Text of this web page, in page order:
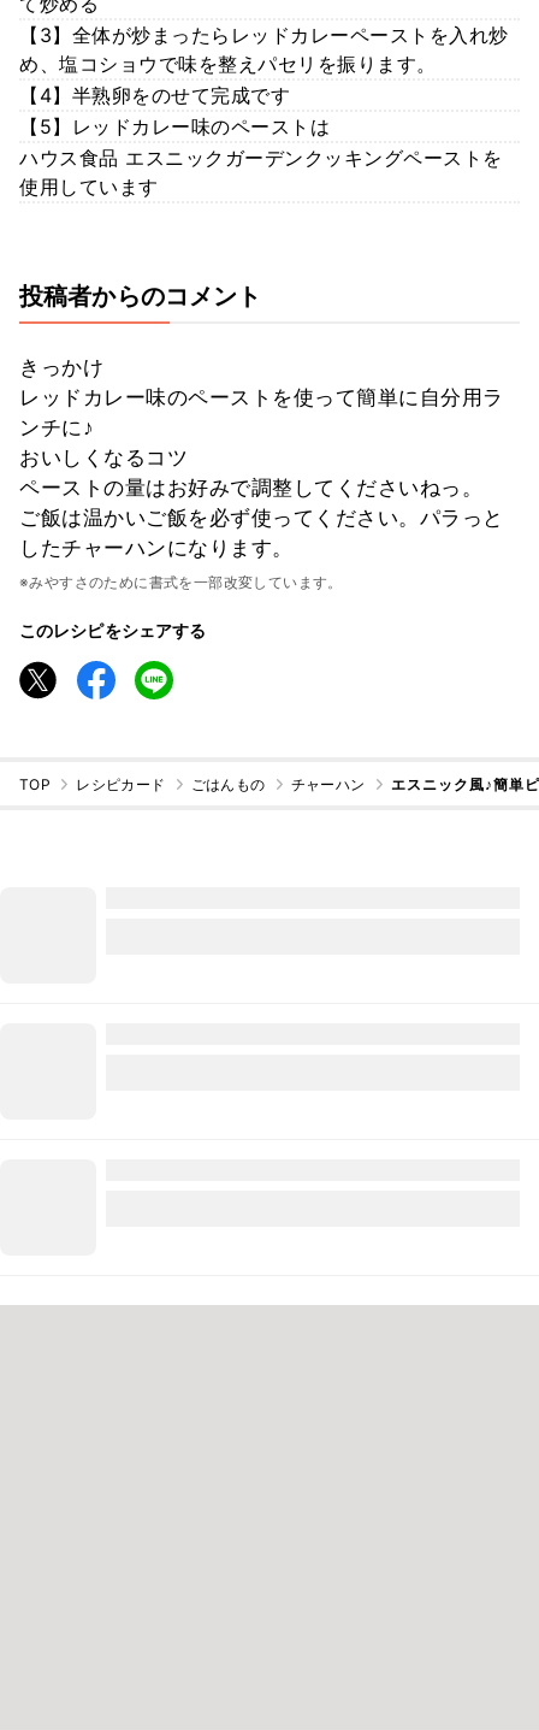
【3】全体が炒まったらレッドカレーペーストを入れ炒
め、塩コショウで味を整えパセリを振ります。
【4】半熟卵をのせて完成です
【5】レッドカレー味のペーストは
ハウス食品 エスニックガーデンクッキングペーストを
使用しています
投稿者からのコメント
きっかけ
レッドカレー味のペーストを使って簡単に自分用ラ
ンチに♪
おいしくなるコツ
ペーストの量はお好みで調整してくださいねっ。
ご飯は温かいご飯を必ず使ってください。パラっと
したチャーハンになります。
※みやすさのために書式を一部改変しています。
このレシピをシェアする
TOP レシピカード ごはんもの チャーハン エスニック風♪簡単